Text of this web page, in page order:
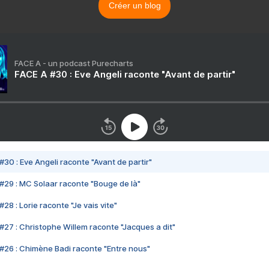
Créer un blog
FACE A - un podcast Purecharts
FACE A #30 : Eve Angeli raconte "Avant de partir"
#30 : Eve Angeli raconte "Avant de partir"
#29 : MC Solaar raconte "Bouge de là"
#28 : Lorie raconte "Je vais vite"
#27 : Christophe Willem raconte "Jacques a dit"
#26 : Chimène Badi raconte "Entre nous"